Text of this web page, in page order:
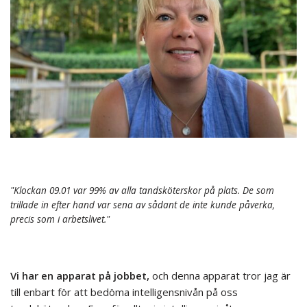
"Klockan 09.01 var 99% av alla tandsköterskor på plats. De som
trillade in efter hand var sena av sådant de inte kunde påverka,
precis som i arbetslivet."
Vi har en apparat på jobbet, och denna apparat tror jag är
till enbart för att bedöma intelligensnivån på oss